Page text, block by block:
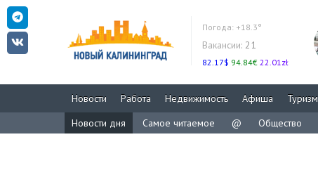
Погода: +18.3°
Вакансии: 21
82.17$ 94.84€ 22.01zł
Новости Работа Недвижимость Афиша Туризм
Новости дня
Самое читаемое @ Общество